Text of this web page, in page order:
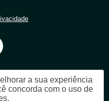
a sua experiência
concorda com o uso de